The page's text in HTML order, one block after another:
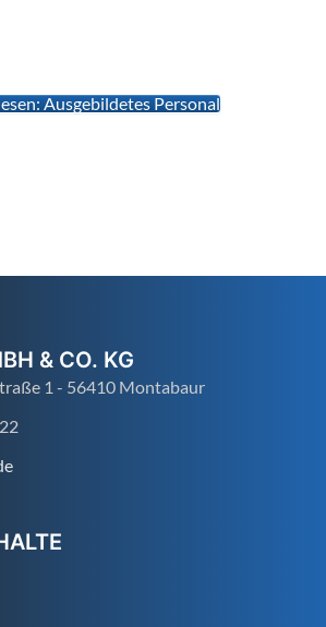
Ausgebildetes Personal
& CO. KG
1 - 56410 Montabaur